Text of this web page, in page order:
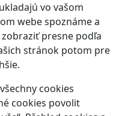
vo vašom
webe spoznáme a
presne podľa
stránok potom pre
cookies
cookies povolit